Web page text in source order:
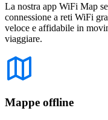
La nostra app WiFi Map
connessione a reti WiFi
veloce e affidabile in
viaggiare.
Mappe offline